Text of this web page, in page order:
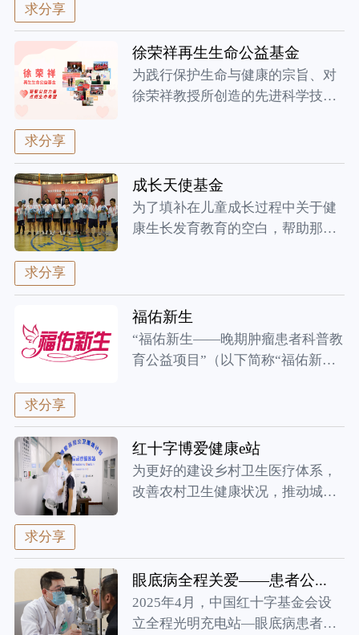
求分享
徐荣祥再生生命公益基金
为践行保护生命与健康的宗旨、对
徐荣祥教授所创造的先进科学技术
求分享
成长天使基金
为了填补在儿童成长过程中关于健
康生长发育教育的空白，帮助那些
求分享
福佑新生
“福佑新生——晚期肿瘤患者科普教
育公益项目”（以下简称“福佑新生
求分享
红十字博爱健康e站
为更好的建设乡村卫生医疗体系，
改善农村卫生健康状况，推动城
求分享
眼底病全程关爱——患者公...
2025年4月，中国红十字基金会设
立全程光明充电站—眼底病患者公